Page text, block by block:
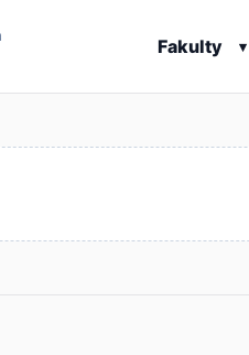
Fakulty ▾